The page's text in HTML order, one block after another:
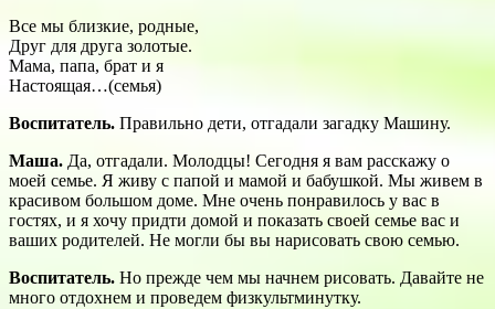
Все мы близкие, родные,
Друг для друга золотые.
Мама, папа, брат и я
Настоящая…(семья)
Воспитатель. Правильно дети, отгадали загадку Машину.
Маша. Да, отгадали. Молодцы! Сегодня я вам расскажу о
моей семье. Я живу с папой и мамой и бабушкой. Мы живем в
красивом большом доме. Мне очень понравилось у вас в
гостях, и я хочу придти домой и показать своей семье вас и
ваших родителей. Не могли бы вы нарисовать свою семью.
Воспитатель. Но прежде чем мы начнем рисовать. Давайте не
много отдохнем и проведем физкультминутку.